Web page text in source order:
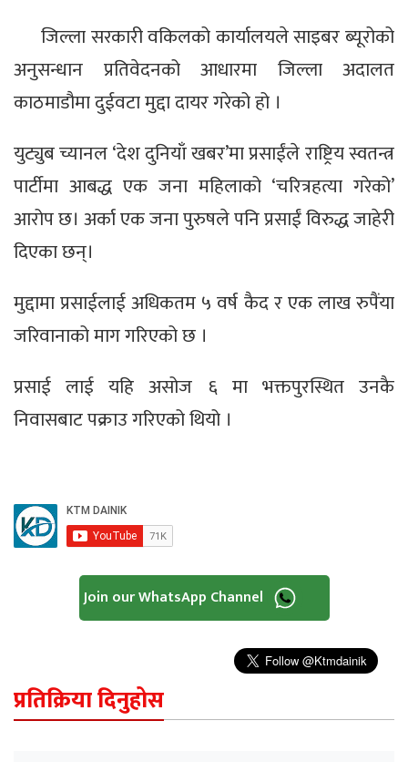
जिल्ला सरकारी वकिलको कार्यालयले साइबर ब्यूरोको
अनुसन्धान प्रतिवेदनको आधारमा जिल्ला अदालत
काठमाडौमा दुईवटा मुद्दा दायर गरेको हो ।
युट्युब च्यानल ‘देश दुनियाँ खबर’मा प्रसाईंले राष्ट्रिय स्वतन्त्र
पार्टीमा आबद्ध एक जना महिलाको ‘चरित्रहत्या गरेको’
आरोप छ। अर्का एक जना पुरुषले पनि प्रसाईं विरुद्ध जाहेरी
दिएका छन्।
मुद्दामा प्रसाईलाई अधिकतम ५ वर्ष कैद र एक लाख रुपैंया
जरिवानाको माग गरिएको छ ।
प्रसाई लाई यहि असोज ६ मा भक्तपुरस्थित उनकै
निवासबाट पक्राउ गरिएको थियो ।
Join our WhatsApp Channel
प्रतिक्रिया दिनुहोस